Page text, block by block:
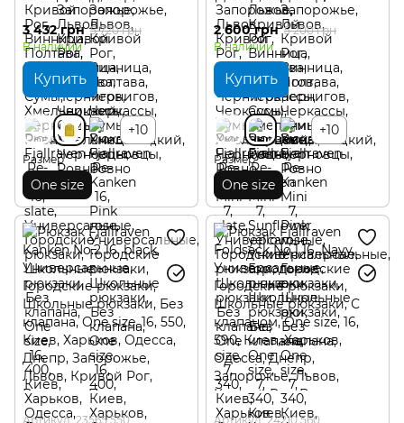
3 432 грн 5 720 грн
В наличии
Купить
+10
Размер
One size
2 600 грн 5 200 грн
В наличии
Купить
+10
Размер
One size
Артикул: 23565.550 Артикул: 24210.560